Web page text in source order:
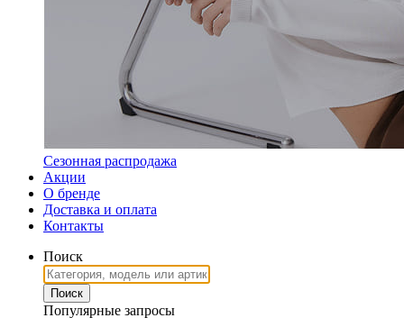
Сезонная распродажа
Акции
О бренде
Доставка и оплата
Контакты
Поиск
Популярные запросы